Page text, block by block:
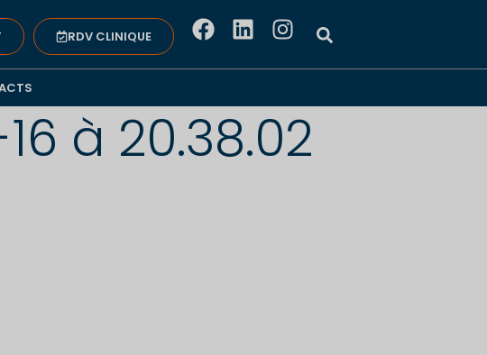
RDV CLINIQUE
à 20.38.02